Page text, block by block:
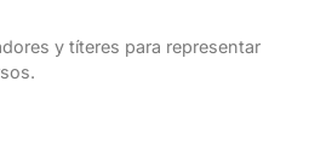
y títeres para representar